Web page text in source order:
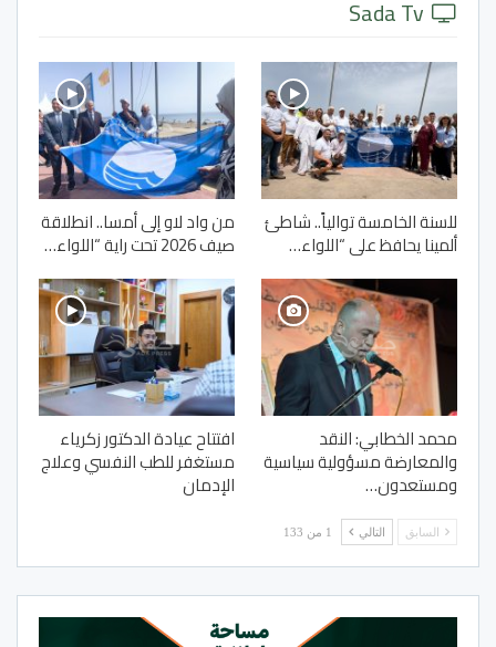
للسنة الخامسة توالياً.. شاطئ
ألمينا يحافظ على “اللواء…
من واد لاو إلى أمسا.. انطلاقة
صيف 2026 تحت راية “اللواء…
محمد الخطابي: النقد
والمعارضة مسؤولية سياسية
ومستعدون…
افتتاح عيادة الدكتور زكرياء
مستغفر للطب النفسي وعلاج
الإدمان
السابق التالي 1 من 133